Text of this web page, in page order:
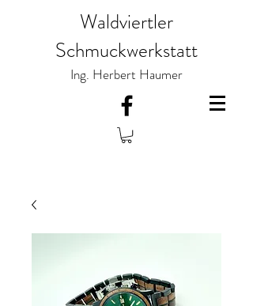
Waldviertler
Schmuckwerkstatt
Ing. Herbert Haumer